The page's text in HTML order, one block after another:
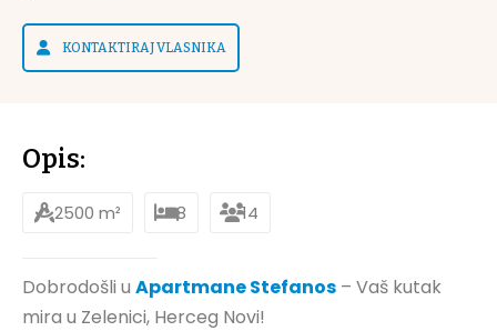
KONTAKTIRAJ VLASNIKA
Opis:
2500 m² 8 14
Dobrodošli u Apartmane Stefanos – Vaš kutak
mira u Zelenici, Herceg Novi!